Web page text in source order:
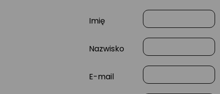
Imię
Nazwisko
E-mail